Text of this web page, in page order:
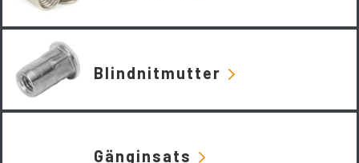
Blindnitmutter
Gänginsats